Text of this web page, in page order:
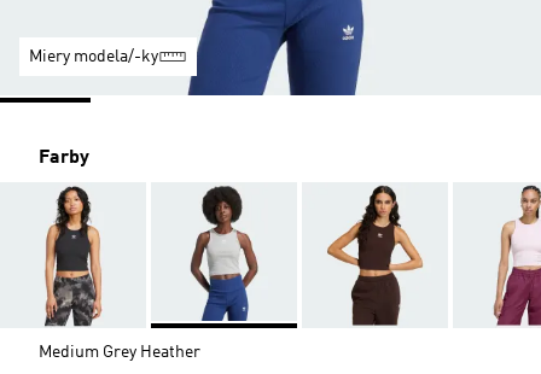
Miery modela/-ky
Farby
Medium Grey Heather